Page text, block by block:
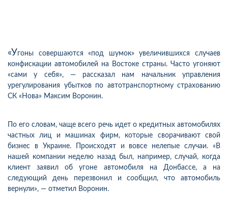
«Угоны совершаются «под шумок» увеличившихся случаев
конфискации автомобилей на Востоке страны. Часто угоняют
«сами у себя», — рассказал нам начальник управления
урегулирования убытков по автотранспортному страхованию
СК «Нова» Максим Воронин.
По его словам, чаще всего речь идет о кредитных автомобилях
частных лиц и машинах фирм, которые сворачивают свой
бизнес в Украине. Происходят и вовсе нелепые случаи. «В
нашей компании неделю назад был, например, случай, когда
клиент заявил об угоне автомобиля на Донбассе, а на
следующий день перезвонил и сообщил, что автомобиль
вернули», — отметил Воронин.